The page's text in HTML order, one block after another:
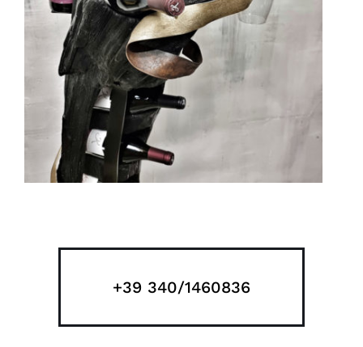
+39 340/1460836